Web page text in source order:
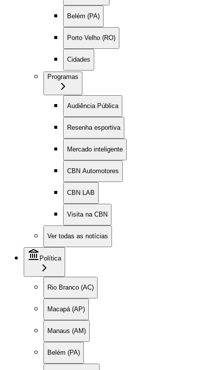
Belém (PA)
Porto Velho (RO)
Cidades
Programas
Audiência Pública
Resenha esportiva
Mercado inteligente
CBN Automotores
CBN LAB
Visita na CBN
Ver todas as notícias
Política
Rio Branco (AC)
Macapá (AP)
Manaus (AM)
Belém (PA)